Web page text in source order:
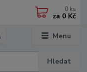
Menu
Hledat
0 ks
za 0 Kč